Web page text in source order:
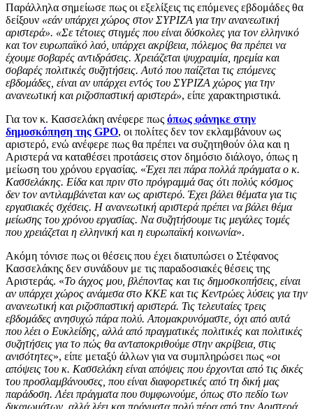
Παράλληλα σημείωσε πως οι εξελίξεις τις επόμενες εβδομάδες θα
δείξουν «εάν υπάρχει χώρος στον ΣΥΡΙΖΑ για την ανανεωτική
αριστερά». «Σε τέτοιες στιγμές που είναι δύσκολες για τον ελληνικό
και τον ευρωπαϊκό λαό, υπάρχει ακρίβεια, πόλεμος θα πρέπει να
έχουμε σοβαρές αντιδράσεις. Χρειάζεται ψυχραιμία, ηρεμία και
σοβαρές πολιτικές συζητήσεις. Αυτό που παίζεται τις επόμενες
εβδομάδες, είναι αν υπάρχει εντός του ΣΥΡΙΖΑ χώρος για την
ανανεωτική και ριζοσπαστική αριστερά», είπε χαρακτηριστικά.
Για τον κ. Κασσελάκη ανέφερε πως όπως φάνηκε στην
δημοσκόπηση της GPO, οι πολίτες δεν τον εκλαμβάνουν ως
αριστερό, ενώ ανέφερε πως θα πρέπει να συζητηθούν όλα και η
Αριστερά να καταθέσει προτάσεις στον δημόσιο διάλογο, όπως η
μείωση του χρόνου εργασίας. «Έχει πει πάρα πολλά πράγματα ο κ.
Κασσελάκης. Είδα και πριν στο πρόγραμμά σας ότι πολύς κόσμος
δεν τον αντιλαμβάνεται καν ως αριστερό. Έχει βάλει θέματα για τις
εργασιακές σχέσεις. Η ανανεωτική αριστερά πρέπει να βάλει θέμα
μείωσης του χρόνου εργασίας. Να συζητήσουμε τις μεγάλες τομές
που χρειάζεται η ελληνική και η ευρωπαϊκή κοινωνία».
Ακόμη τόνισε πως οι θέσεις που έχει διατυπώσει ο Στέφανος
Κασσελάκης δεν συνάδουν με τις παραδοσιακές θέσεις της
Αριστεράς. «Το άγχος μου, βλέποντας και τις δημοσκοπήσεις, είναι
αν υπάρχει χώρος ανάμεσα στο ΚΚΕ και τις Κεντρώες λύσεις για την
ανανεωτική και ριζοσπαστική αριστερά. Τις τελευταίες τρεις
εβδομάδες ανησυχώ πάρα πολύ. Απομακρυνόμαστε, όχι από αυτά
που λέει ο Ευκλείδης, αλλά από πραγματικές πολιτικές και πολιτικές
συζητήσεις για το πώς θα ανταποκριθούμε στην ακρίβεια, στις
ανισότητες», είπε μεταξύ άλλων για να συμπληρώσει πως «οι
απόψεις του κ. Κασσελάκη είναι απόψεις που έρχονται από τις δικές
του προσλαμβάνουσες, που είναι διαφορετικές από τη δική μας
παράδοση. Λέει πράγματα που συμφωνούμε, όπως στο πεδίο των
δικαιωμάτων, αλλά λέει και πράγματα πολύ πέρα από την Αριστερά.